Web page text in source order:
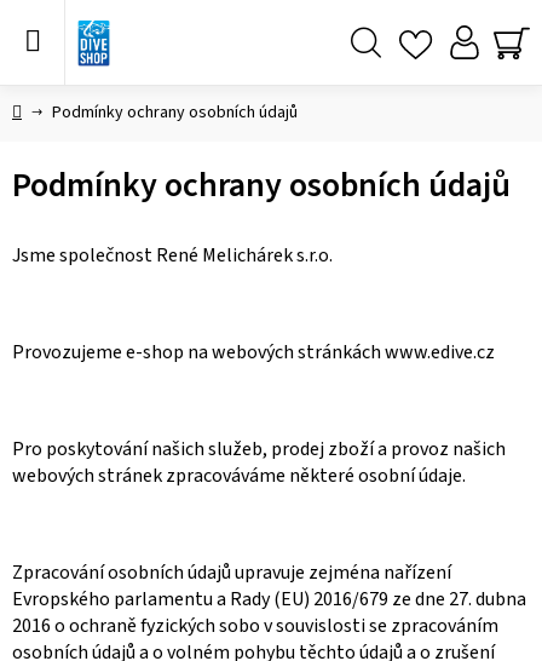
DomůPodmínky ochrany osobních údajů
Podmínky ochrany osobních údajů
Jsme společnost René Melichárek s.r.o.
Provozujeme e-shop na webových stránkách www.edive.cz
Pro poskytování našich služeb, prodej zboží a provoz našich
webových stránek zpracováváme některé osobní údaje.
Zpracování osobních údajů upravuje zejména nařízení
Evropského parlamentu a Rady (EU) 2016/679 ze dne 27. dubna
2016 o ochraně fyzických sobo v souvislosti se zpracováním
osobních údajů a o volném pohybu těchto údajů a o zrušení